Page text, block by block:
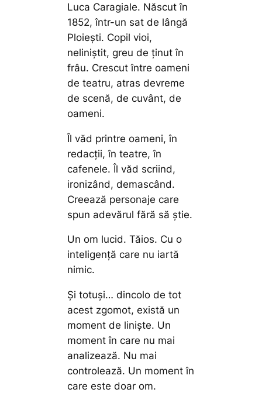
Luca Caragiale. Născut în
1852, într-un sat de lângă
Ploiești. Copil vioi,
neliniștit, greu de ținut în
frâu. Crescut între oameni
de teatru, atras devreme
de scenă, de cuvânt, de
oameni.
Îl văd printre oameni, în
redacții, în teatre, în
cafenele. Îl văd scriind,
ironizând, demascând.
Creează personaje care
spun adevărul fără să știe.
Un om lucid. Tăios. Cu o
inteligență care nu iartă
nimic.
Și totuși… dincolo de tot
acest zgomot, există un
moment de liniște. Un
moment în care nu mai
analizează. Nu mai
controlează. Un moment în
care este doar om.